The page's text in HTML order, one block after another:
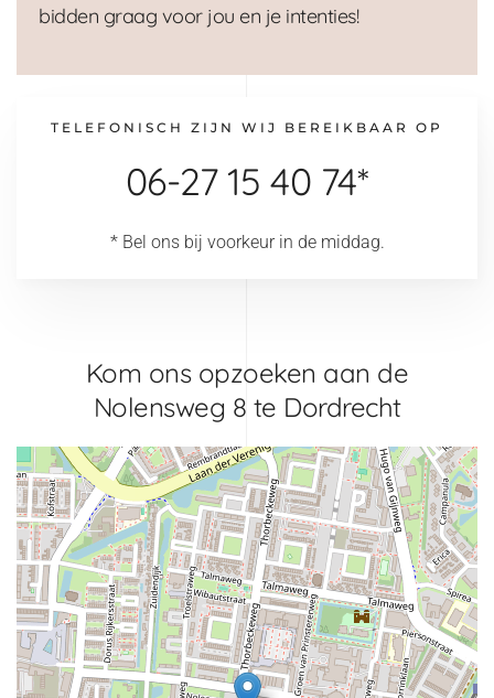
bidden graag voor jou en je intenties!
TELEFONISCH ZIJN WIJ BEREIKBAAR OP
06-27 15 40 74*
* Bel ons bij voorkeur in de middag.
Kom ons opzoeken aan de
Nolensweg 8 te Dordrecht